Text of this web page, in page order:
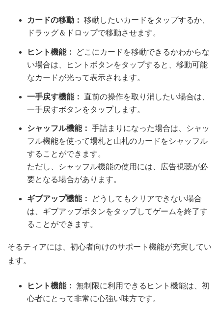
カードの移動： 移動したいカードをタップするか、
ドラッグ＆ドロップで移動させます。
ヒント機能：
どこにカードを移動できるかわからな
い場合は、ヒントボタンをタップすると、移動可能
なカードが光って表示されます。
一手戻す機能： 直前の操作を取り消したい場合は、
一手戻すボタンをタップします。
シャッフル機能： 手詰まりになった場合は、シャッ
フル機能を使って場札と山札のカードをシャッフル
することができます。
ただし、シャッフル機能の使用には、広告視聴が必
要となる場合があります。
ギブアップ機能：
どうしてもクリアできない場合
は、ギブアップボタンをタップしてゲームを終了す
ることができます。
そるティアには、初心者向けのサポート機能が充実してい
ます。
ヒント機能： 無制限に利用できるヒント機能は、初
心者にとって非常に心強い味方です。